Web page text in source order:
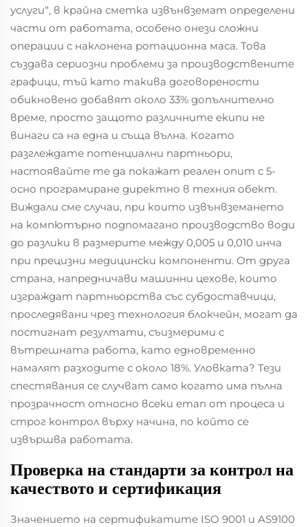
услуги“, в крайна сметка извънвземат определени
части от работата, особено онези сложни
операции с наклонена ротационна маса. Това
създава сериозни проблеми за производствените
графици, тъй като такива договорености
обикновено добавят около 33% допълнително
време, просто защото различните екипи не
винаги са на една и съща вълна. Когато
разглеждате потенциални партньори,
настоявайте те да покажат реален опит с 5-
осно програмиране директно в техния обект.
Виждали сме случаи, при които извънвземането
на компютърно подпомагано производство води
до разлики в размерите между 0,005 и 0,010 инча
при прецизни медицински компоненти. От друга
страна, напредничави машинни цехове, които
изграждат партньорства със субдоставчици,
проследявани чрез технология блокчейн, могат да
постигнат резултати, съизмерими с
вътрешната работа, като едновременно
намалят разходите с около 18%. Уловката? Тези
спестявания се случват само когато има пълна
прозрачност относно всеки етап от процеса и
строг контрол върху начина, по който се
извършва работата.
Проверка на стандарти за контрол на
качеството и сертификация
Значението на сертификатите ISO 9001 и AS9100